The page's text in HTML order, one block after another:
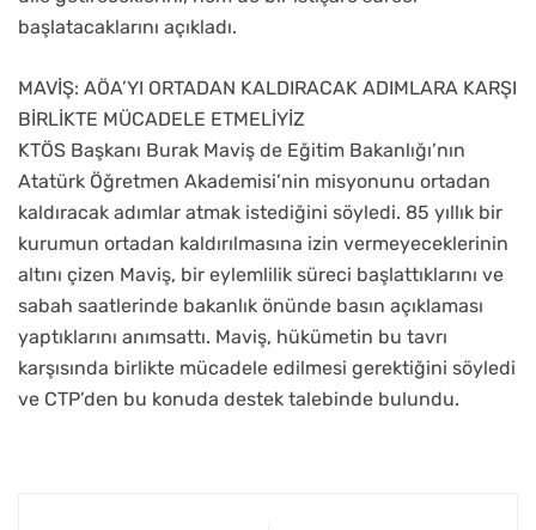
başlatacaklarını açıkladı.
MAVİŞ: AÖA’YI ORTADAN KALDIRACAK ADIMLARA KARŞI
BİRLİKTE MÜCADELE ETMELİYİZ
KTÖS Başkanı Burak Maviş de Eğitim Bakanlığı’nın
Atatürk Öğretmen Akademisi’nin misyonunu ortadan
kaldıracak adımlar atmak istediğini söyledi. 85 yıllık bir
kurumun ortadan kaldırılmasına izin vermeyeceklerinin
altını çizen Maviş, bir eylemlilik süreci başlattıklarını ve
sabah saatlerinde bakanlık önünde basın açıklaması
yaptıklarını anımsattı. Maviş, hükümetin bu tavrı
karşısında birlikte mücadele edilmesi gerektiğini söyledi
ve CTP’den bu konuda destek talebinde bulundu.